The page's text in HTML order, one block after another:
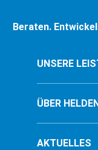
Beraten.
UNSERE
ÜBER
AKTUELLES